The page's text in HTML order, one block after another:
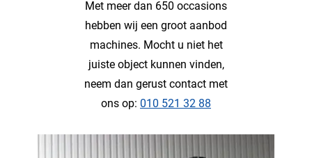
Met meer dan 650 occasions
hebben wij een groot aanbod
machines. Mocht u niet het
juiste object kunnen vinden,
neem dan gerust contact met
ons op: 010 521 32 88